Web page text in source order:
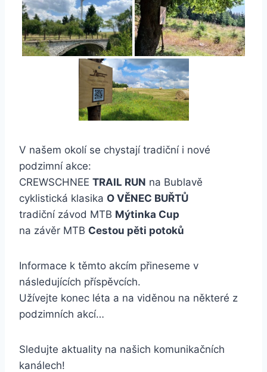
V našem okolí se chystají tradiční i nové
podzimní akce:
CREWSCHNEE TRAIL RUN na Bublavě
cyklistická klasika O VĚNEC BUŘTŮ
tradiční závod MTB Mýtinka Cup
na závěr MTB Cestou pěti potoků
Informace k těmto akcím přineseme v
následujících příspěvcích.
Užívejte konec léta a na viděnou na některé z
podzimních akcí…
Sledujte aktuality na našich komunikačních
kanálech!